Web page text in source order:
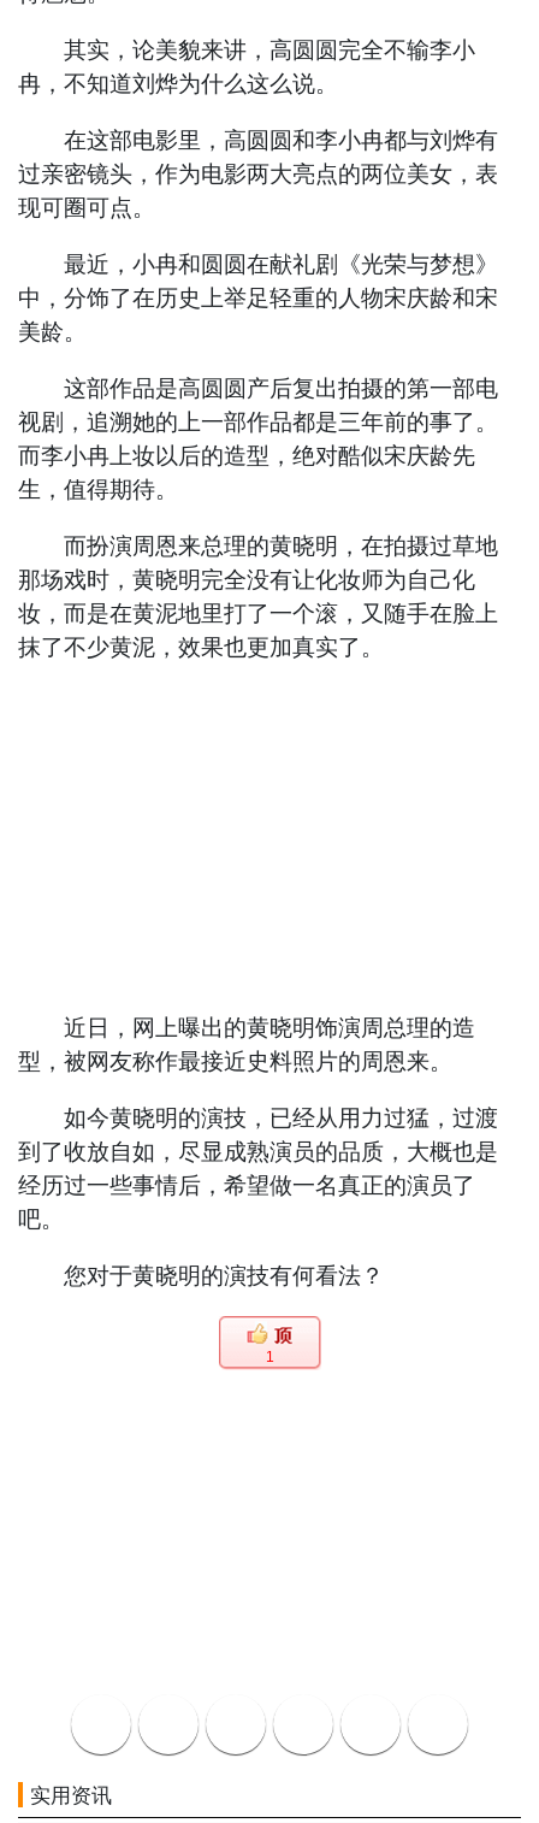
其实，论美貌来讲，高圆圆完全不输李小
冉，不知道刘烨为什么这么说。
在这部电影里，高圆圆和李小冉都与刘烨有
过亲密镜头，作为电影两大亮点的两位美女，表
现可圈可点。
最近，小冉和圆圆在献礼剧《光荣与梦想》
中，分饰了在历史上举足轻重的人物宋庆龄和宋
美龄。
这部作品是高圆圆产后复出拍摄的第一部电
视剧，追溯她的上一部作品都是三年前的事了。
而李小冉上妆以后的造型，绝对酷似宋庆龄先
生，值得期待。
而扮演周恩来总理的黄晓明，在拍摄过草地
那场戏时，黄晓明完全没有让化妆师为自己化
妆，而是在黄泥地里打了一个滚，又随手在脸上
抹了不少黄泥，效果也更加真实了。
近日，网上曝出的黄晓明饰演周总理的造
型，被网友称作最接近史料照片的周恩来。
如今黄晓明的演技，已经从用力过猛，过渡
到了收放自如，尽显成熟演员的品质，大概也是
经历过一些事情后，希望做一名真正的演员了
吧。
您对于黄晓明的演技有何看法？
1
实用资讯